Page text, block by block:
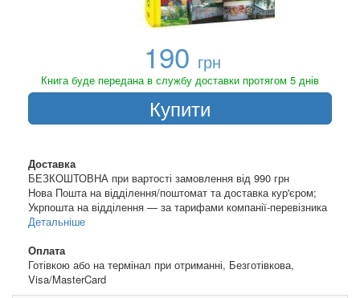
190 грн
Книга буде передана в службу доставки протягом 5 днів
Купити
Доставка
БЕЗКОШТОВНА при вартості замовлення від 990 грн
Нова Пошта на відділення/поштомат та доставка кур'єром;
Укрпошта на відділення — за тарифами компанії-перевізника
Детальніше
Оплата
Готівкою або на термінал при отриманні, Безготівкова,
Visa/MasterCard